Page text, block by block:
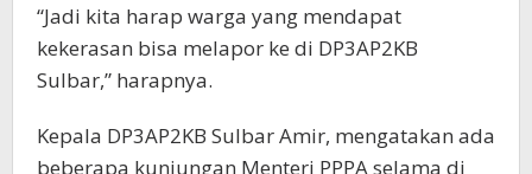
“Jadi kita harap warga yang mendapat
kekerasan bisa melapor ke di DP3AP2KB
Sulbar,” harapnya.
Kepala DP3AP2KB Sulbar Amir, mengatakan ada
beberapa kunjungan Menteri PPPA selama di